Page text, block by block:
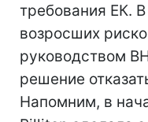
требования ЕК. В
возросших
руководством
решение
Напомним, в